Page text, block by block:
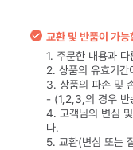
교환 및 반품이 가능
1. 주문한 내용과
2. 상품의 유효기간
3. 상품의 파손 및
- (1,2,3,의 경우 반
4. 고객님의 변심
다.
5. 교환(변심 또는